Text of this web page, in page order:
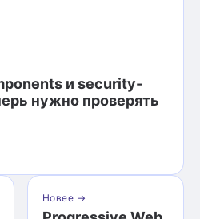
и security-
нужно проверять
Новее →